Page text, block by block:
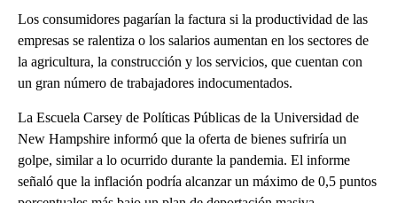
Los consumidores pagarían la factura si la productividad de las
empresas se ralentiza o los salarios aumentan en los sectores de
la agricultura, la construcción y los servicios, que cuentan con
un gran número de trabajadores indocumentados.
La Escuela Carsey de Políticas Públicas de la Universidad de
New Hampshire informó que la oferta de bienes sufriría un
golpe, similar a lo ocurrido durante la pandemia. El informe
señaló que la inflación podría alcanzar un máximo de 0,5 puntos